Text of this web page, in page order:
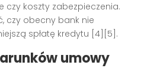
czy koszty zabezpieczenia.
czy obecny bank nie
spłatę kredytu [4][5].
umowy